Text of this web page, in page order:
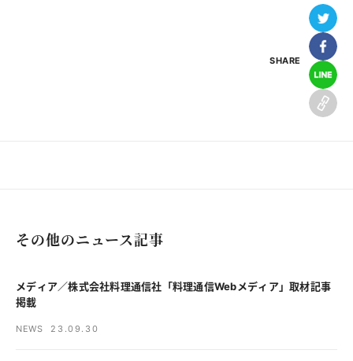
SHARE
その他のニュース記事
メディア／株式会社料理通信社「料理通信Webメディア」取材記事
掲載
NEWS 23.09.30